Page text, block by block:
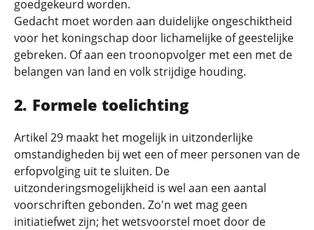
goedgekeurd worden.
Gedacht moet worden aan duidelijke ongeschiktheid
voor het koningschap door lichamelijke of geestelijke
gebreken. Of aan een troonopvolger met een met de
belangen van land en volk strijdige houding.
Formele toelichting
Artikel 29 maakt het mogelijk in uitzonderlijke
omstandigheden bij wet een of meer personen van de
erfopvolging uit te sluiten. De
uitzonderingsmogelijkheid is wel aan een aantal
voorschriften gebonden. Zo'n wet mag geen
initiatiefwet zijn; het wetsvoorstel moet door de